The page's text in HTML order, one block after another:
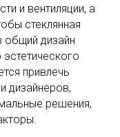
и вентиляции, а
стеклянная
общий дизайн
привлечь
дизайнеров,
решения,